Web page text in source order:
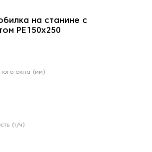
на станине с
PE150x250
окна (мм)
(т/ч)